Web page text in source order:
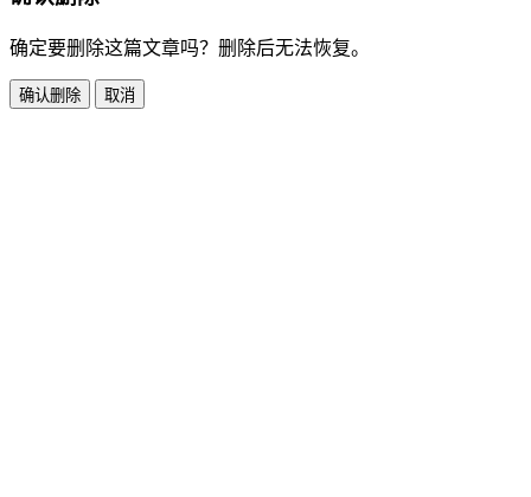
确定要删除这篇文章吗？删除后无法恢复。
确认删除 取消